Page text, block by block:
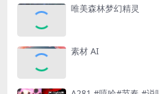
唯美森林梦幻精灵
素材 AI